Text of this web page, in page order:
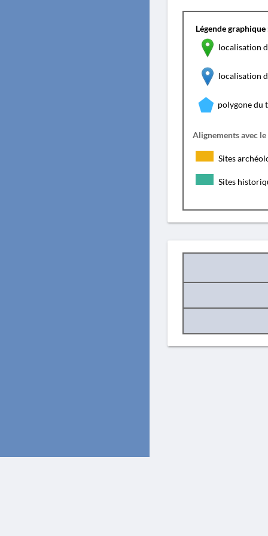
Légende graphique
localisation
localisation
polygone du
Alignements avec
Sites
Sites